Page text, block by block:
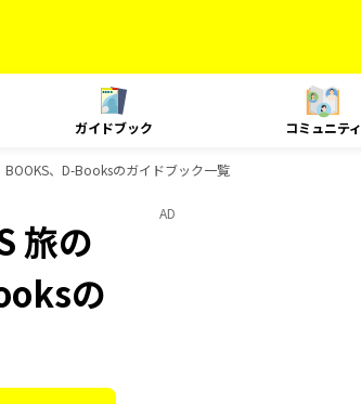
ガイドブック コミュニティ
、D-Booksのガイドブック一覧
旅の
の
AD